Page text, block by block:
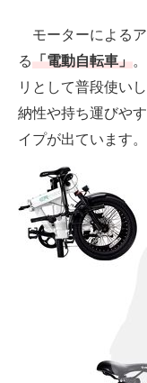
食器・グラス・カトラリー
注目記事を集めた
ITの今と未来を見通す
スマホと通信の最新
進化するPCとデバイ
好きが集まる 比べ
企業ITのトレンドを
モーターによる
る「電動自転車」
リとして普段使い
納性や持ち運びや
イプが出ています。